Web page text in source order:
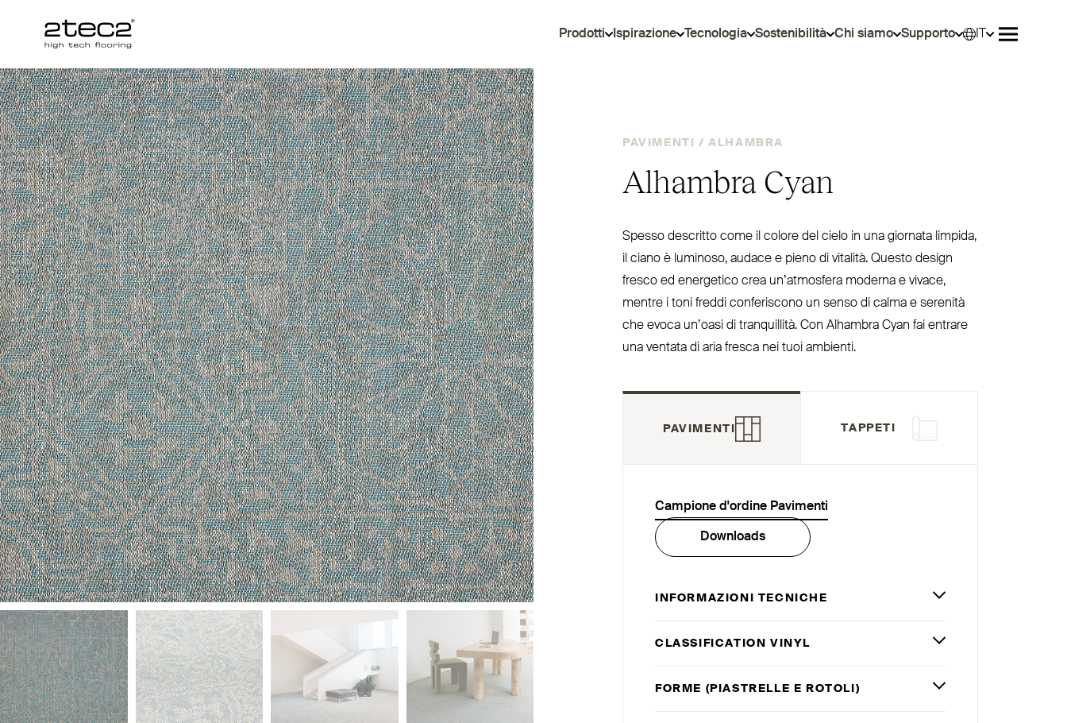
Primary Prodotti Ispirazione Tecnologia Sostenibilità Chi siamo Supporto
PAVIMENTI / ALHAMBRA
Alhambra Cyan
Spesso descritto come il colore del cielo in una giornata limpida,
il ciano è luminoso, audace e pieno di vitalità. Questo design
fresco ed energetico crea un’at­mosfera moderna e vivace,
mentre i toni freddi con­fe­riscono un senso di calma e serenità
che evoca un’oasi di tran­quillità. Con Alhambra Cyan fai entrare
una ventata di aria fresca nei tuoi ambienti.
PAVIMENTI TAPPETI
Campione d'ordine Pavimenti
Downloads
INFORMAZIONI TECNICHE
CLASSIFICATION VINYL
FORME (PIASTRELLE E ROTOLI)